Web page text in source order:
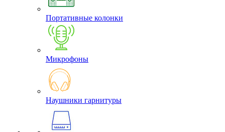
Портативные колонки
Микрофоны
Наушники гарнитуры